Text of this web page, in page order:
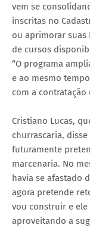
vem se
inscritas no
ou aprimorar
de cursos
“O programa
e ao mesmo
com a
Cristiano Lucas,
churrascaria,
futuramente
marcenaria. No
havia se afastado
agora pretende
vou construir e ele
aproveitando a